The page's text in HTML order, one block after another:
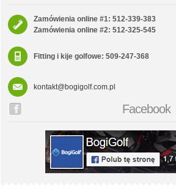
Zamówienia online #1: 512-339-383
Zamówienia online #2: 512-325-545
Fitting i kije golfowe: 509-247-368
kontakt@bogigolf.com.pl
Facebook